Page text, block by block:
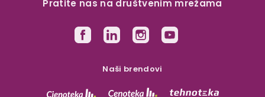
Pratite nas na društvenim mrežama
Naši brendovi